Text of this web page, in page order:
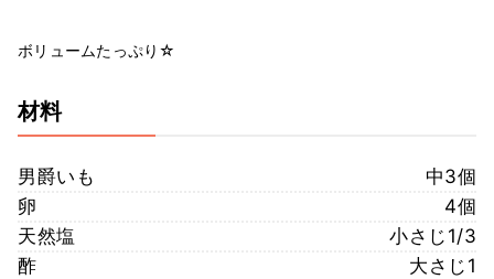
ボリュームたっぷり☆
材料
男爵いも
中3個
卵
4個
天然塩
小さじ1/3
酢
大さじ1